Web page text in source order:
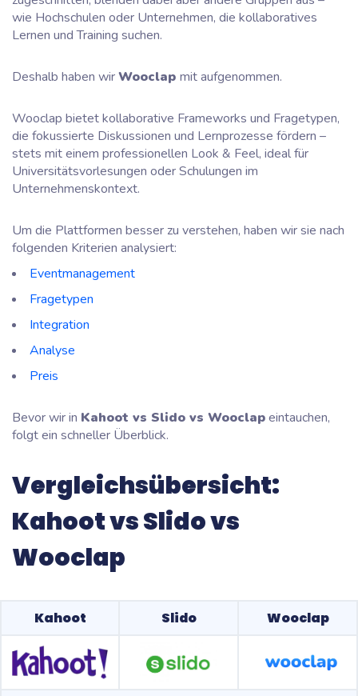
wie Hochschulen oder Unternehmen, die kollaboratives
Lernen und Training suchen.
Deshalb haben wirWooclap mit aufgenommen.
Wooclap bietet kollaborative Frameworks und Fragetypen,
die fokussierte Diskussionen und Lernprozesse fördern –
stets mit einem professionellen Look & Feel, ideal für
Universitätsvorlesungen oder Schulungen im
Unternehmenskontext.
Um die Plattformen besser zu verstehen, haben wir sie nach
folgenden Kriterien analysiert:
Eventmanagement
Fragetypen
Integration
Analyse
Preis
Bevor wir in Kahoot vs Slido vs Wooclapeintauchen,
folgt ein schneller Überblick.
Vergleichsübersicht:
Kahoot vs Slido vs
Wooclap
Kahoot Slido Wooclap